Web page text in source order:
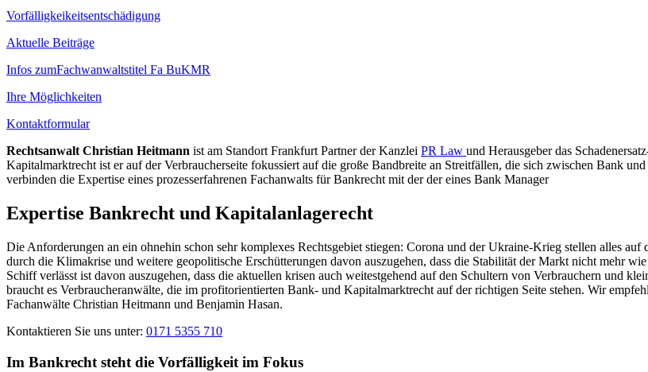
Vorfälligkeikeitsentschädigung
Aktuelle Beiträge
Infos zumFachwanwaltstitel Fa BuKMR
Ihre Möglichkeiten
Kontaktformular
Rechtsanwalt Christian Heitmann ist am Standort Frankfurt Partner der Kanzlei PR Law und Herausgeber das
Kapitalmarktrecht ist er auf der Verbraucherseite fokussiert auf die große Bandbreite an Streitfällen, die sich zwischen Bank
verbinden die Expertise eines prozesserfahrenen Fachanwalts für Bankrecht mit der der eines Bank Manager
Expertise Bankrecht und Kapitalanlagerecht
Die Anforderungen an ein ohnehin schon sehr komplexes Rechtsgebiet stiegen: Corona und der Ukraine-Krieg stellen alles
durch die Klimakrise und weitere geopolitische Erschütterungen davon auszugehen, dass die Stabilität der Markt nicht mehr
Schiff verlässt ist davon auszugehen, dass die aktuellen krisen auch weitestgehend auf den Schultern von Verbrauchern und
braucht es Verbraucheranwälte, die im profitorientierten Bank- und Kapitalmarktrecht auf der richtigen Seite stehen. Wir
Fachanwälte Christian Heitmann und Benjamin Hasan.
Kontaktieren Sie uns unter: 0171 5355 710
Im Bankrecht steht die Vorfälligkeit im Fokus